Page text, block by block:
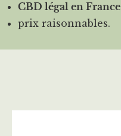
CBD légal en France
prix raisonnables.